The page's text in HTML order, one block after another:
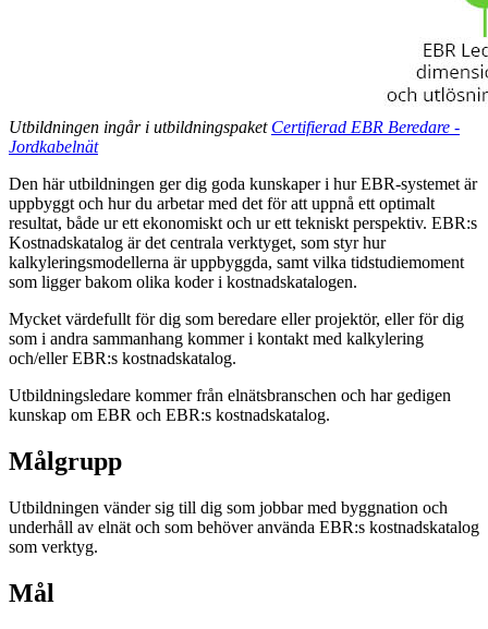
Utbildningen ingår i utbildningspaket Certifierad EBR Beredare -
Jordkabelnät
Den här utbildningen ger dig goda kunskaper i hur EBR-systemet är
uppbyggt och hur du arbetar med det för att uppnå ett optimalt
resultat, både ur ett ekonomiskt och ur ett tekniskt perspektiv. EBR:s
Kostnadskatalog är det centrala verktyget, som styr hur
kalkyleringsmodellerna är uppbyggda, samt vilka tidstudiemoment
som ligger bakom olika koder i kostnadskatalogen.
Mycket värdefullt för dig som beredare eller projektör, eller för dig
som i andra sammanhang kommer i kontakt med kalkylering
och/eller EBR:s kostnadskatalog.
Utbildningsledare kommer från elnätsbranschen och har gedigen
kunskap om EBR och EBR:s kostnadskatalog.
Målgrupp
Utbildningen vänder sig till dig som jobbar med byggnation och
underhåll av elnät och som behöver använda EBR:s kostnadskatalog
som verktyg.
Mål